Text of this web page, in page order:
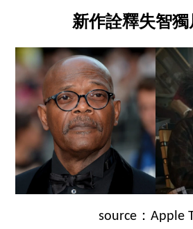
新作詮釋失智獨
source：Apple